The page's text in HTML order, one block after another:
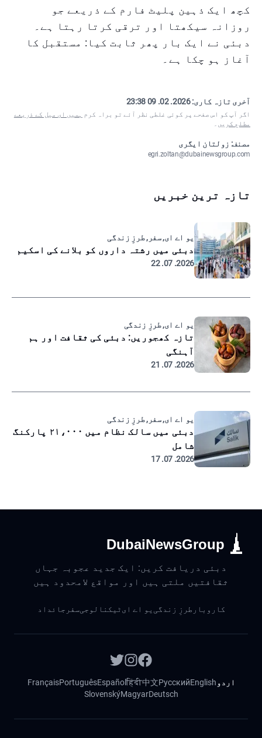
کچھ ایک ذہین پلیٹ فارم کے ذریعے جو
روزانہ سیکھتا اور ترقی کرتا رہتا ہے۔
دبئی نے ایک بار پھر ثابت کیا: مستقبل کا
آغاز ہو چکا ہے۔
آخری تازہ کاری:2026. 02. 09 23:38
اگر آپ کو اس صفحے پر کوئی غلطی نظر آئے تو براہ کرم ہمیں ای میل کے ذریعے
مطلع کریں ۔
مصنف: زولتان ایگری
egri.zoltan@dubainewsgroup.com
تازہ ترین خبریں
یو اے ای, سفر, طرزِ زندگی
دبئی میں رشتہ داروں کو بلانے کی اسکیم
2026. 07. 22
یو اے ای, طرزِ زندگی
تازہ کھجوریں: دبئی کی ثقافت اور ہم
آہنگی
2026. 07. 21
یو اے ای, سفر, طرزِ زندگی
دبئی میں سالک نظام میں ۲۱،۰۰۰ پارکنگ
شامل
2026. 07. 17
DubaiNewsGroup
دبئی دریافت کریں: ایک جدید عجوبہ جہاں
ثقافتیں ملتی ہیں اور مواقع لامحدود ہیں
کاروبار طرزِ زندگی یو اے ایٹیکنالوجیسفر جائداد
اردو English
Русский
中文
हिंदी
Español
Português
Français
Deutsch
Magyar
Slovenský